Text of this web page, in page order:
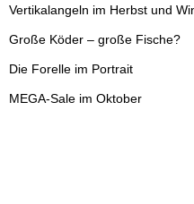
Vertikalangeln im Herbst und
Große Köder – große Fische?
Die Forelle im Portrait
MEGA-Sale im Oktober